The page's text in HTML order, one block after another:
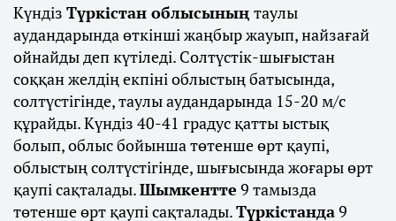
Күндіз Түркістан облысының таулы
аудандарында өткінші жаңбыр жауып, найзағай
ойнайды деп күтіледі. Солтүстік-шығыстан
соққан желдің екпіні облыстың батысында,
солтүстігінде, таулы аудандарында 15-20 м/с
құрайды. Күндіз 40-41 градус қатты ыстық
болып, облыс бойынша төтенше өрт қаупі,
облыстың солтүстігінде, шығысында жоғары өрт
қаупі сақталады.Шымкентте 9 тамызда
төтенше өрт қаупі сақталады.Түркістанда9